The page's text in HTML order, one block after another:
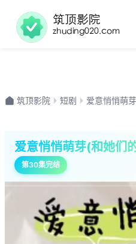
筑顶影院 短剧 爱意悄悄萌
爱意悄悄萌芽(和她们
第30集完结